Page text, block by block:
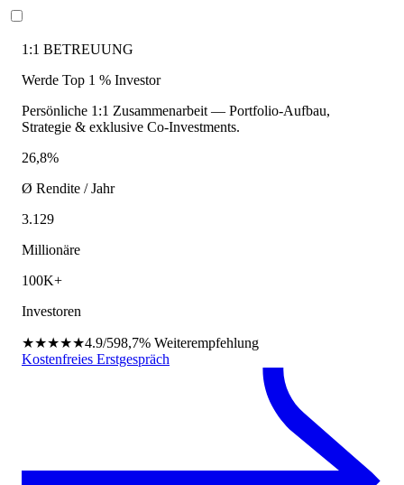
1:1 BETREUUNG
Werde Top 1 % Investor
Persönliche 1:1 Zusammenarbeit — Portfolio-Aufbau,
Strategie & exklusive Co-Investments.
26,8%
Ø Rendite / Jahr
3.129
Millionäre
100K+
Investoren
★★★★★4.9/598,7% Weiterempfehlung
Kostenfreies Erstgespräch